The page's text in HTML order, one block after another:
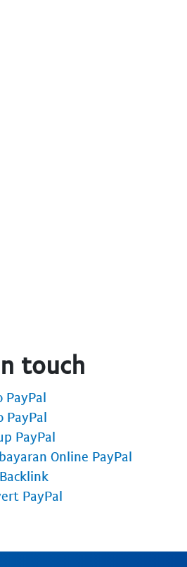
touch
PayPal
PayPal
PayPal
Online PayPal
PayPal